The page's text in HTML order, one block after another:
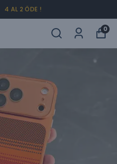
2 ÖDE !
0